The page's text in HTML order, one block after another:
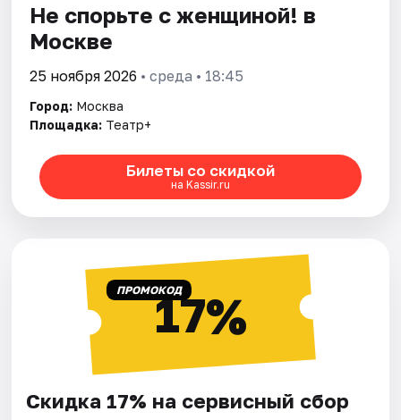
Не спорьте с женщиной! в
Москве
25 ноября 2026 • среда • 18:45
Город: Москва
Площадка: Театр+
Билеты со скидкой
на Kassir.ru
ПРОМОКОД17%
Скидка 17% на сервисный сбор